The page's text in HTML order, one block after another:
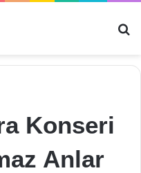
Konseri
Anlar